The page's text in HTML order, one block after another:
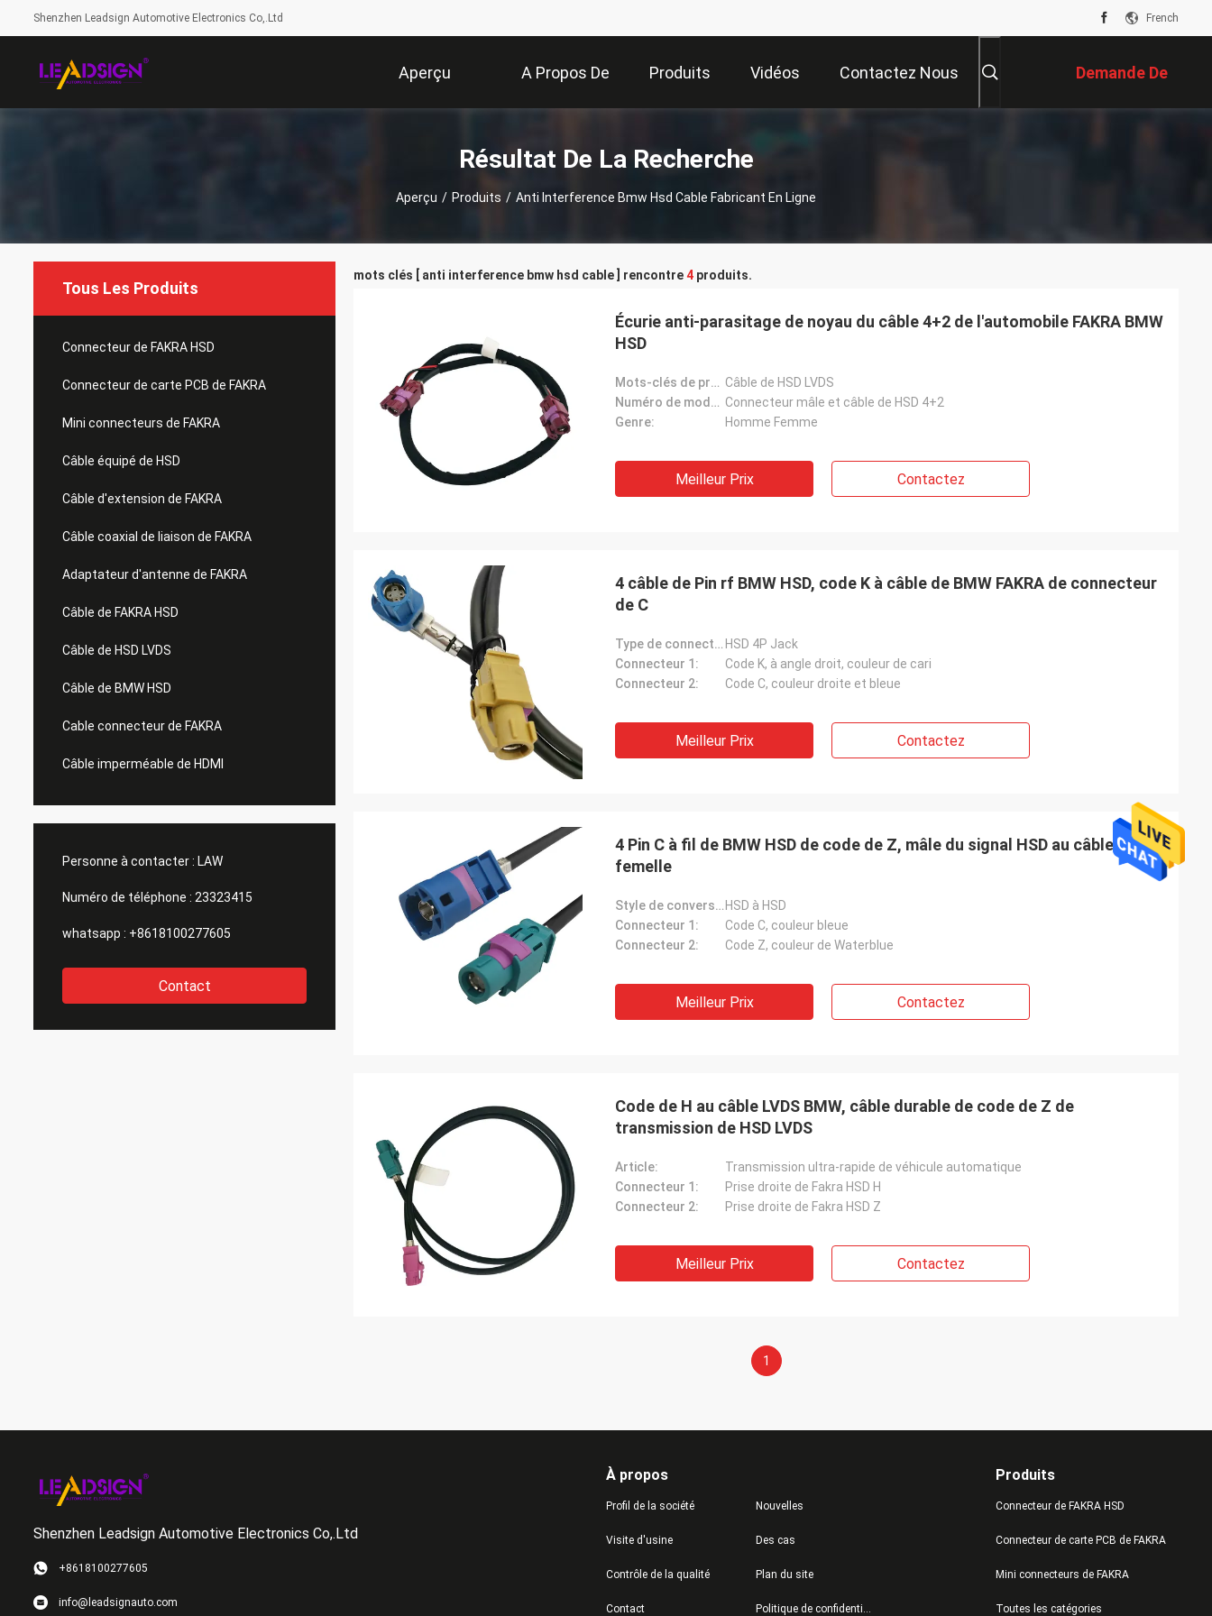
Shenzhen Leadsign Automotive Electronics Co,.Ltd French
Aperçu A Propos De
Nous
Produits Vidéos Contactez Nous Demande De
Soumission
Résultat De La Recherche
Aperçu / Produits / Anti Interference Bmw Hsd Cable Fabricant En Ligne
Tous Les Produits
Connecteur de FAKRA HSD
Connecteur de carte PCB de FAKRA
Mini connecteurs de FAKRA
Câble équipé de HSD
Câble d'extension de FAKRA
Câble coaxial de liaison de FAKRA
Adaptateur d'antenne de FAKRA
Câble de FAKRA HSD
Câble de HSD LVDS
Câble de BMW HSD
Cable connecteur de FAKRA
Câble imperméable de HDMI
Personne à contacter : LAW
Numéro de téléphone : 23323415
whatsapp : +8618100277605
Contact
mots clés [ anti interference bmw hsd cable ] rencontre4 produits.
Écurie anti-parasitage de noyau du câble 4+2 de l'automobile FAKRA BMW
HSD
Mots-clés de produit: Câble de HSD LVDS
Numéro de modèle: Connecteur mâle et câble de HSD 4+2
Genre:
Homme Femme
Meilleur Prix Contactez
4 câble de Pin rf BMW HSD, code K à câble de BMW FAKRA de connecteur
de C
Type de connecteur: HSD 4P Jack
Connecteur 1:
Code K, à angle droit, couleur de cari
Connecteur 2:
Code C, couleur droite et bleue
Meilleur Prix Contactez
4 Pin C à fil de BMW HSD de code de Z, mâle du signal HSD au câble
femelle
Style de conversion: HSD à HSD
Connecteur 1:
Code C, couleur bleue
Connecteur 2:
Code Z, couleur de Waterblue
Meilleur Prix Contactez
Code de H au câble LVDS BMW, câble durable de code de Z de
transmission de HSD LVDS
Article:
Transmission ultra-rapide de véhicule automatique
Connecteur 1:
Prise droite de Fakra HSD H
Connecteur 2:
Prise droite de Fakra HSD Z
Meilleur Prix Contactez
1
Shenzhen Leadsign Automotive Electronics Co,.Ltd
+8618100277605
info@leadsignauto.com
À propos
Profil de la société
Visite d'usine
Contrôle de la qualité
Contact
Nouvelles
Des cas
Plan du site
Politique de confidentialité
Produits
Connecteur de FAKRA HSD
Connecteur de carte PCB de FAKRA
Mini connecteurs de FAKRA
Toutes les catégories